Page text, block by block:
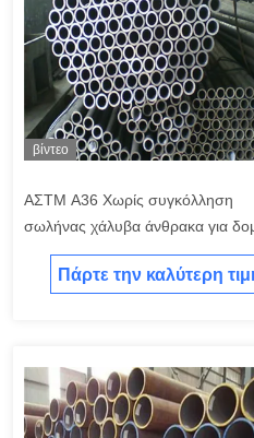
βίντεο
ΑΣTM Α36 Χωρίς συγκόλληση
σωλήνας χάλυβα άνθρακα για
σκοπούς
Πάρτε την καλύτερη